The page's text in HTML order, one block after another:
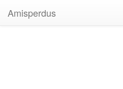
Amisperdus